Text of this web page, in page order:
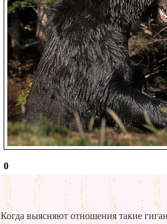
0
Когда выясняют отношения такие